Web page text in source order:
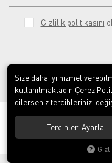
Gizlilik politikasını
© 2020ÇINAR
Size daha iyi hizmet
kullanılmaktadır. Çerez
dilerseniz tercihlerinizi
Tercihleri Ayarla